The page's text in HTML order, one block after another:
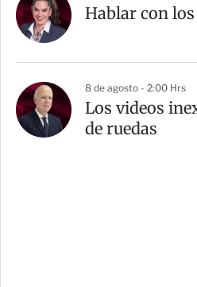
Hablar con
8 de agosto - 2:00 Hrs
Los videos
de ruedas